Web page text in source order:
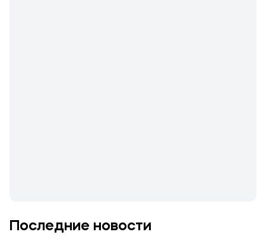
Последние новости